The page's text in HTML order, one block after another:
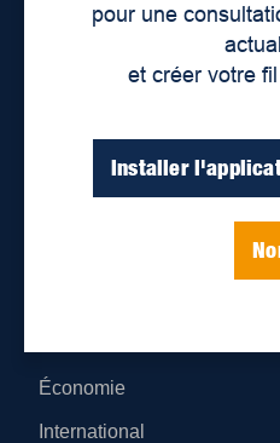
pour une
et créer votre
Installer
Lieux de distribution
Économie
International